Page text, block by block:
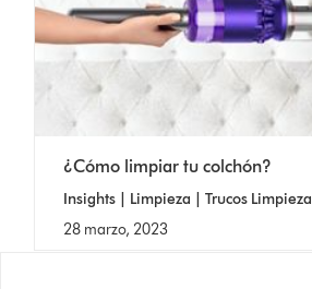
¿Cómo limpiar tu colchón?
Insights | Limpieza | Trucos Limpieza
28 marzo, 2023